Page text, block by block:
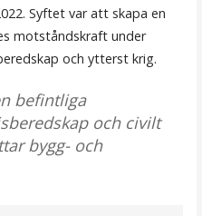
Syftet var att skapa en
motståndskraft under
och ytterst krig.
befintliga
och civilt
bygg- och